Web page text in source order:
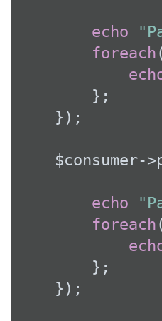
echo
foreach
        };
    });
$consumer-
echo
foreach
        };
    });